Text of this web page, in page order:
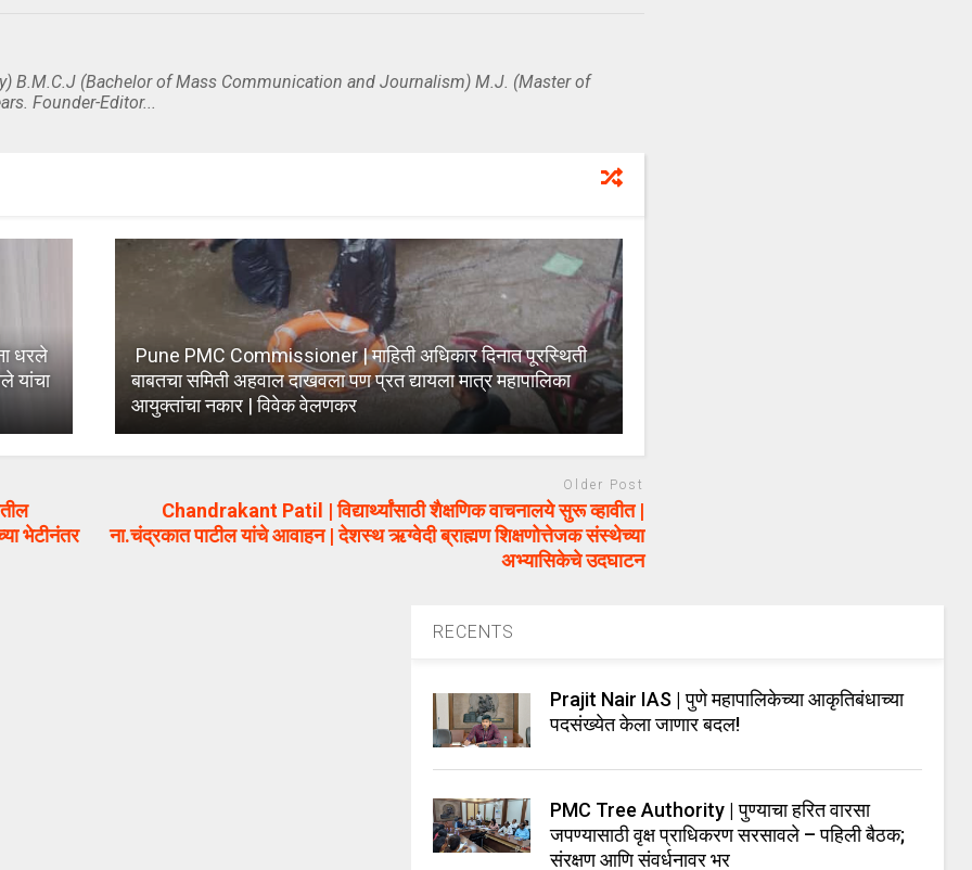
B.M.C.J (Bachelor of Mass Communication and Journalism) M.J. (Master of
Founder-Editor...
धरले
यांचा
Pune PMC Commissioner | माहिती अधिकार दिनात पूरस्थिती
बाबतचा समिती अहवाल दाखवला पण प्रत द्यायला मात्र महापालिका
आयुक्तांचा नकार | विवेक वेलणकर
भेटीनंतर
Older Post
Chandrakant Patil | विद्यार्थ्यांसाठी शैक्षणिक वाचनालये सुरू व्हावीत |
ना.चंद्रकात पाटील यांचे आवाहन | देशस्थ ऋग्वेदी ब्राह्मण शिक्षणोत्तेजक संस्थेच्या
अभ्यासिकेचे उदघाटन
RECENTS
Prajit Nair IAS | पुणे महापालिकेच्या आकृतिबंधाच्या
पदसंख्येत केला जाणार बदल!
PMC Tree Authority | पुण्याचा हरित वारसा
जपण्यासाठी वृक्ष प्राधिकरण सरसावले – पहिली बैठक;
संरक्षण आणि संवर्धनावर भर